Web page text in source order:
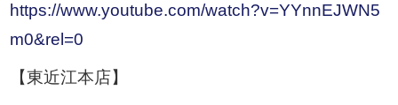
https://www.youtube.com/watch?v=YYnnEJWN5
m0&rel=0
【東近江本店】